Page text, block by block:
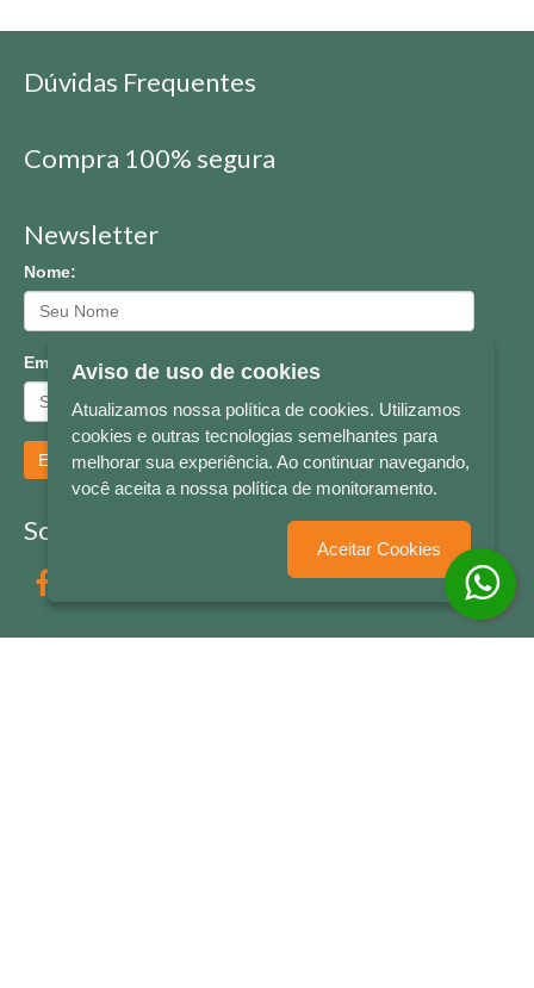
Dúvidas Frequentes
Compra 100% segura
Newsletter
Nome:
Email:
Enviar
Socialize conosco
Aviso de uso de cookies
Atualizamos nossa política de cookies. Utilizamos
cookies e outras tecnologias semelhantes para
melhorar sua experiência. Ao continuar navegando,
você aceita a nossa política de monitoramento.
Aceitar Cookies